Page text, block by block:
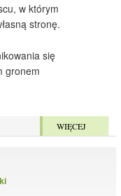
w którym
stronę.
się
gronem
WIĘCEJ